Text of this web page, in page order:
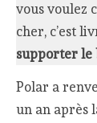
vous voulez
cher, c’est
supporter le
Polar a
un an après